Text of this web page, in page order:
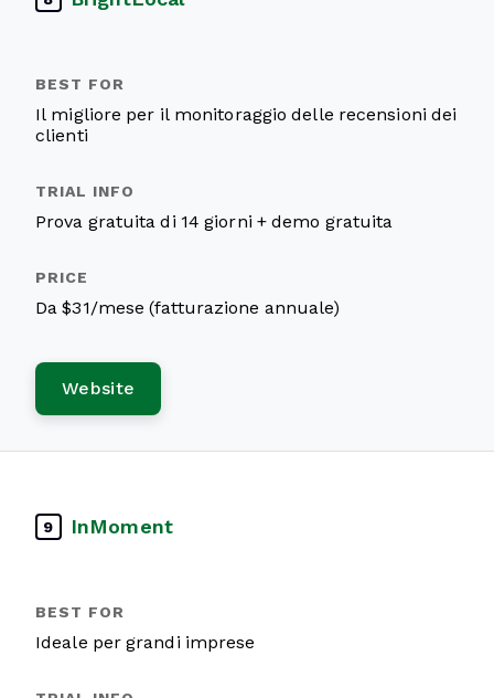
Il migliore per il monitoraggio delle recensioni dei
clienti
Prova gratuita di 14 giorni + demo gratuita
Da $31/mese (fatturazione annuale)
Website
9 InMoment
Ideale per grandi imprese